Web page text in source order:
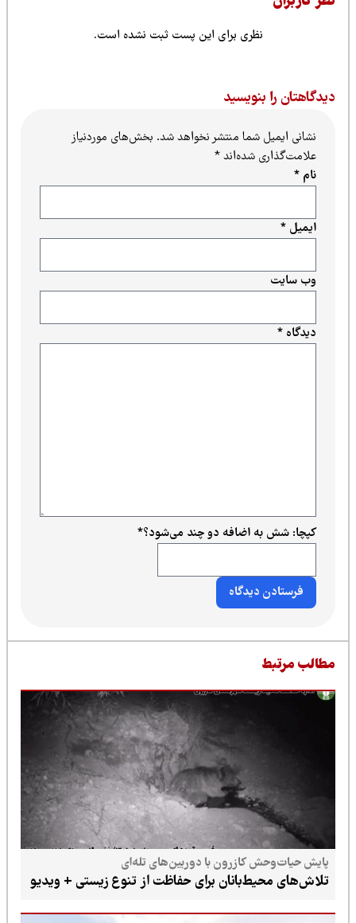
نظری برای این پست ثبت نشده است.
را بنویسید
نشانی ایمیل شما منتشر نخواهد شد.بخش‌های موردنیاز
علامت‌گذاری شده‌اند*
دیدگاه*
ایمیل*
وب‌ سایت
کپچا: شش به اضافه دو چند می‌شود؟*
مرتبط
پایش حیات‌وحش کازرون با دوربین‌های تله‌ای
تلاش‌های محیط‌بانان برای حفاظت از تنوع زیستی + ویدیو